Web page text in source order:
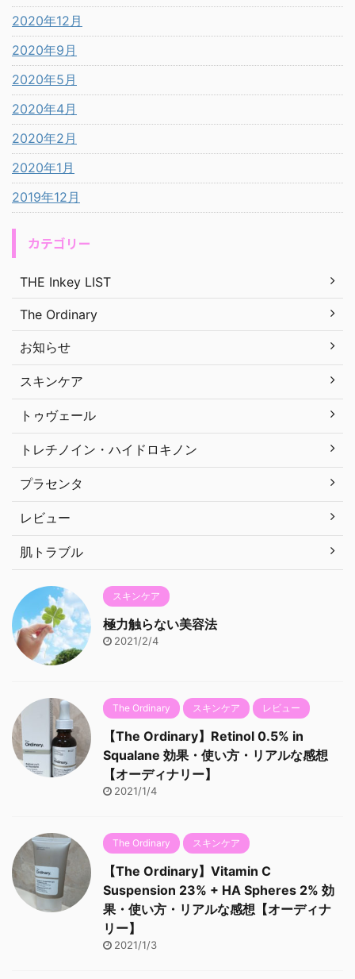
2020年12月
2020年9月
2020年5月
2020年4月
2020年2月
2020年1月
2019年12月
カテゴリー
THE Inkey LIST
The Ordinary
お知らせ
スキンケア
トゥヴェール
トレチノイン・ハイドロキノン
プラセンタ
レビュー
肌トラブル
スキンケア
極力触らない美容法
2021/2/4
The Ordinary スキンケア レビュー
【The Ordinary】Retinol 0.5% in
Squalane 効果・使い方・リアルな感想
【オーディナリー】
2021/1/4
The Ordinary スキンケア
【The Ordinary】Vitamin C
Suspension 23% + HA Spheres 2% 効
果・使い方・リアルな感想【オーディナ
リー】
2021/1/3